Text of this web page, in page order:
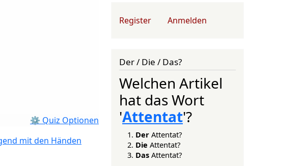
⚙ Quiz Optionen
mit den Händen
User account menu
Register Anmelden
Der / Die / Das?
Welchen Artikel
hat das Wort
'Attentat'?
Der Attentat?
Die Attentat?
Das Attentat?